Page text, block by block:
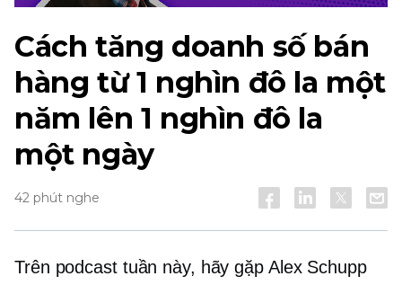
Cách tăng doanh số bán
hàng từ 1 nghìn đô la một
năm lên 1 nghìn đô la
một ngày
42 phút nghe
Trên podcast tuần này, hãy gặp Alex Schupp